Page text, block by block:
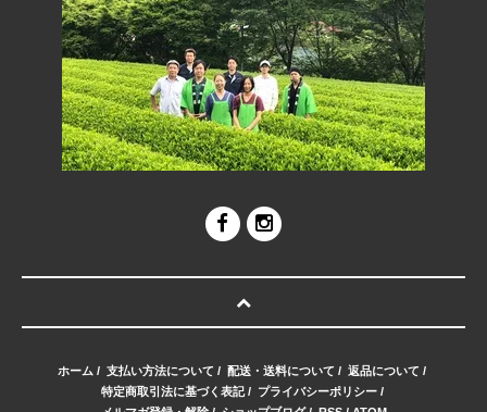
ホーム / 支払い方法について / 配送・送料について / 返品について /
特定商取引法に基づく表記/ プライバシーポリシー/